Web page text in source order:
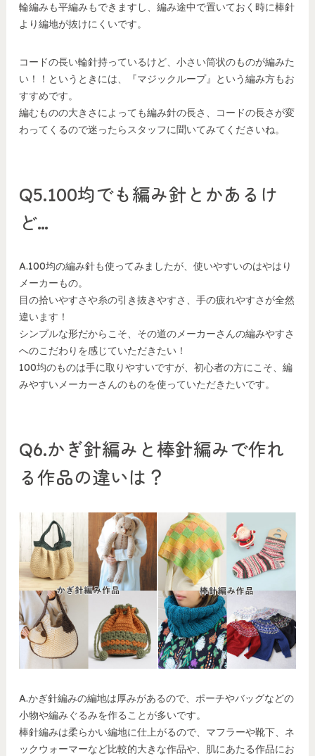
輪編みも平編みもできますし、編み途中で置いておく時に棒針
より編地が抜けにくいです。
コードの長い輪針持っているけど、小さい筒状のものが編みた
い！！というときには、『マジックループ』という編み方もお
すすめです。
編むものの大きさによっても編み針の長さ、コードの長さが変
わってくるので迷ったらスタッフに聞いてみてくださいね。
Q5.100均でも編み針とかあるけ
ど…
A.100均の編み針も使ってみましたが、使いやすいのはやはり
メーカーもの。
目の拾いやすさや糸の引き抜きやすさ、手の疲れやすさが全然
違います！
シンプルな形だからこそ、その道のメーカーさんの編みやすさ
へのこだわりを感じていただきたい！
100均のものは手に取りやすいですが、初心者の方にこそ、編
みやすいメーカーさんのものを使っていただきたいです。
Q6.かぎ針編みと棒針編みで作れ
る作品の違いは？
A.かぎ針編みの編地は厚みがあるので、ポーチやバッグなどの
小物や編みぐるみを作ることが多いです。
棒針編みは柔らかい編地に仕上がるので、マフラーや靴下、ネ
ックウォーマーなど比較的大きな作品や、肌にあたる作品にお